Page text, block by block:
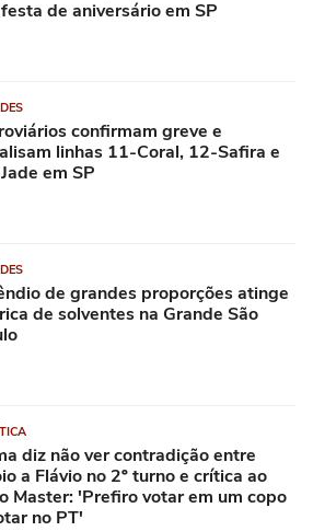
de aniversário em SP
confirmam greve e
linhas 11-Coral, 12-Safira e
em SP
de grandes proporções atinge
de solventes na Grande São
diz não ver contradição entre
a Flávio no 2º turno e crítica ao
Master: 'Prefiro votar em um copo
no PT'